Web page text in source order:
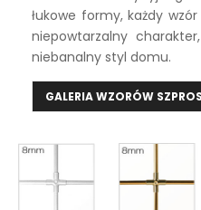
łukowe formy, każdy
niepowtarzalny
niebanalny styl domu.
GALERIA WZORÓW